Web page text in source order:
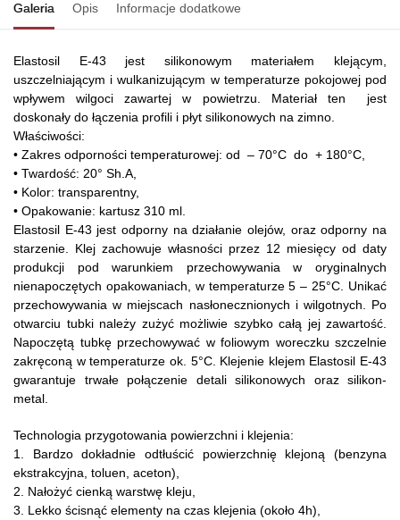
Galeria Opis Informacje dodatkowe
Elastosil E-43 jest silikonowym materiałem klejącym,
uszczelniającym i wulkanizującym w temperaturze pokojowej pod
wpływem wilgoci zawartej w powietrzu. Materiał ten jest
doskonały do łączenia profili i płyt silikonowych na zimno.
Właściwości:
• Zakres odporności temperaturowej: od – 70°C do + 180°C,
• Twardość: 20° Sh.A,
• Kolor: transparentny,
• Opakowanie: kartusz 310 ml.
Elastosil E-43 jest odporny na działanie olejów, oraz odporny na
starzenie. Klej zachowuje własności przez 12 miesięcy od daty
produkcji pod warunkiem przechowywania w oryginalnych
nienapoczętych opakowaniach, w temperaturze 5 – 25°C. Unikać
przechowywania w miejscach nasłonecznionych i wilgotnych. Po
otwarciu tubki należy zużyć możliwie szybko całą jej zawartość.
Napoczętą tubkę przechowywać w foliowym woreczku szczelnie
zakręconą w temperaturze ok. 5°C. Klejenie klejem Elastosil E-43
gwarantuje trwałe połączenie detali silikonowych oraz silikon-
metal.
Technologia przygotowania powierzchni i klejenia:
1. Bardzo dokładnie odtłuścić powierzchnię klejoną (benzyna
ekstrakcyjna, toluen, aceton),
2. Nałożyć cienką warstwę kleju,
3. Lekko ścisnąć elementy na czas klejenia (około 4h),